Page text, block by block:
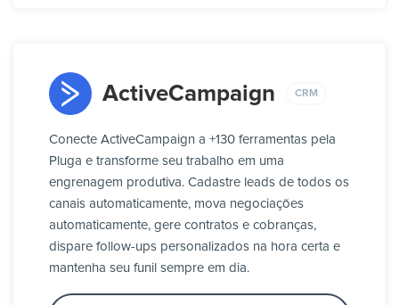
ActiveCampaign CRM
Conecte ActiveCampaign a +130 ferramentas pela
Pluga e transforme seu trabalho em uma
engrenagem produtiva. Cadastre leads de todos os
canais automaticamente, mova negociações
automaticamente, gere contratos e cobranças,
dispare follow-ups personalizados na hora certa e
mantenha seu funil sempre em dia.